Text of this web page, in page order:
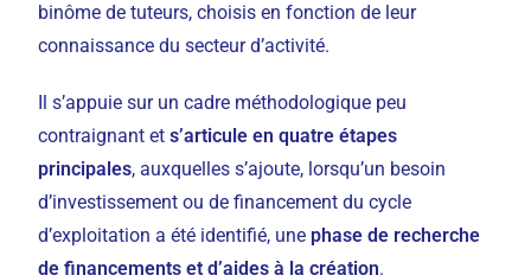
binôme de tuteurs, choisis en fonction de leur
connaissance du secteur d’activité.
Il s’appuie sur un cadre méthodologique peu
contraignant ets’articule en quatre étapes
principales, auxquelles s’ajoute, lorsqu’un besoin
d’investissement ou de financement du cycle
d’exploitation a été identifié, une phase de recherche
de financements et d’aides à la création.